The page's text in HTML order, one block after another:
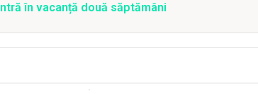
în vacanță două săptămâni